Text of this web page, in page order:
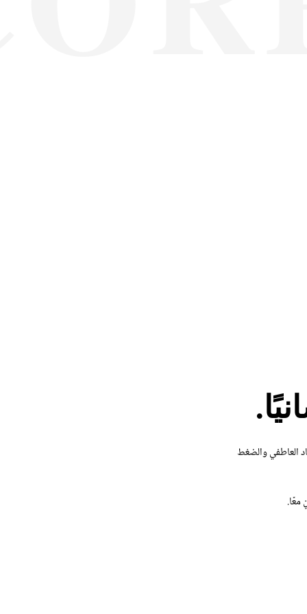
العاطفي والضغط
معًا.